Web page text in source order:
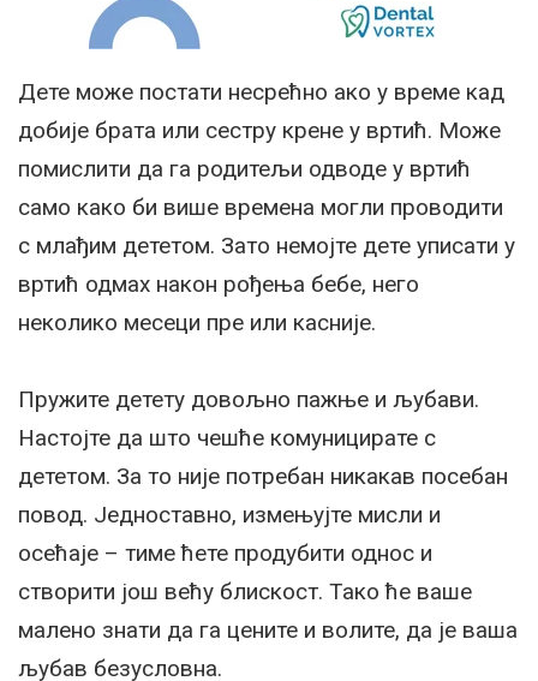
Дете може постати несрећно ако у време кад
добије брата или сестру крене у вртић. Може
помислити да га родитељи одводе у вртић
само како би више времена могли проводити
с млађим дететом. Зато немојте дете уписати у
вртић одмах након рођења бебе, него
неколико месеци пре или касније.
Пружите детету довољно пажње и љубави.
Настојте да што чешће комуницирате с
дететом. За то није потребан никакав посебан
повод. Једноставно, измењујте мисли и
осећаје – тиме ћете продубити однос и
створити још већу блискост. Тако ће ваше
малено знати да га цените и волите, да је ваша
љубав безусловна.